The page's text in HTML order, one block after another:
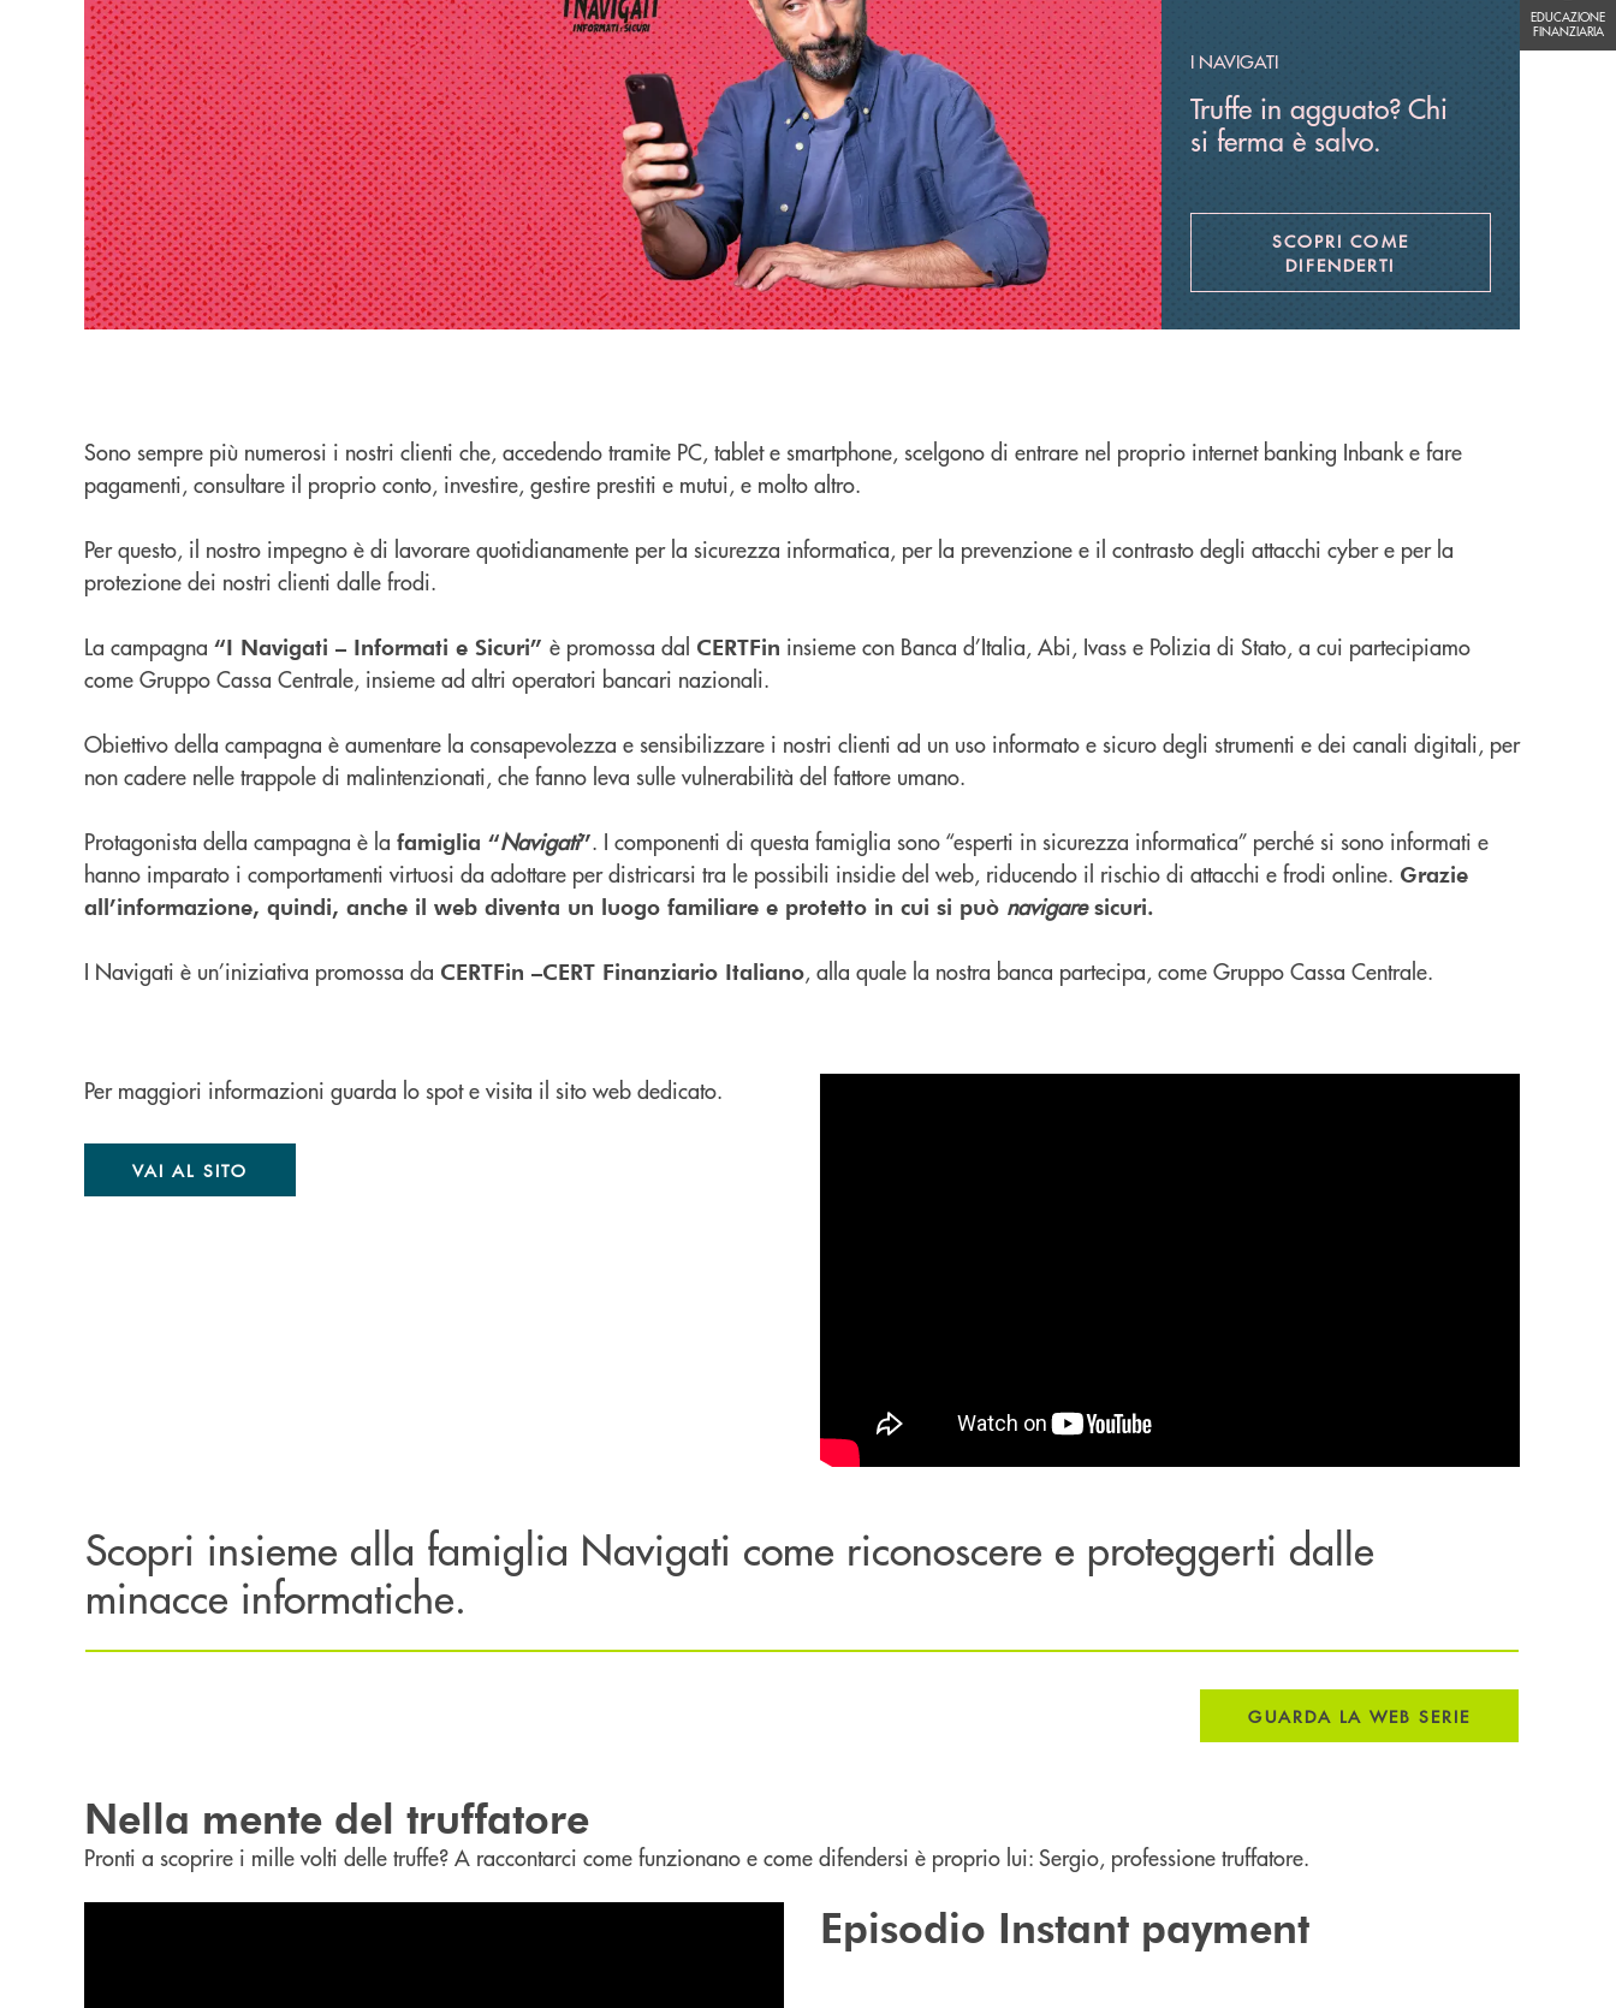
EDUCAZIONE
FINANZIARIA
I NAVIGATI
Truffe in agguato? Chi
si ferma è salvo.
SCOPRI COME
DIFENDERTIAPRE UNA NUOVA
Sono sempre più numerosi i nostri clienti che, accedendo tramite PC, tablet e smartphone, scelgono di entrare nel proprio internet banking Inbank e fare
pagamenti, consultare il proprio conto, investire, gestire prestiti e mutui, e molto altro.
Per questo, il nostro impegno è di lavorare quotidianamente per la sicurezza informatica, per la prevenzione e il contrasto degli attacchi cyber e per la
protezione dei nostri clienti dalle frodi.
La campagna “I Navigati – Informati e Sicuri” è promossa dal CERTFin insieme con Banca d’Italia, Abi, Ivass e Polizia di Stato, a cui partecipiamo
come Gruppo Cassa Centrale, insieme ad altri operatori bancari nazionali.
Obiettivo della campagna è aumentare la consapevolezza e sensibilizzare i nostri clienti ad un uso informato e sicuro degli strumenti e dei canali digitali, per
non cadere nelle trappole di malintenzionati, che fanno leva sulle vulnerabilità del fattore umano.
Protagonista della campagna è la famiglia “Navigati”. I componenti di questa famiglia sono “esperti in sicurezza informatica” perché si sono informati e
hanno imparato i comportamenti virtuosi da adottare per districarsi tra le possibili insidie del web, riducendo il rischio di attacchi e frodi online. Grazie
all’informazione, quindi, anche il web diventa un luogo familiare e protetto in cui si può navigaresicuri.
I Navigati è un’iniziativa promossa da CERTFin –CERT Finanziario Italiano, alla quale la nostra banca partecipa, come Gruppo Cassa Centrale.
Per maggiori informazioni guarda lo spot e visita il sito web dedicato.
VAI AL SITO
Scopri insieme alla famiglia Navigati come riconoscere e proteggerti dalle
minacce informatiche.
GUARDA LA WEB SERIE
Nella mente del truffatore
Pronti a scoprire i mille volti delle truffe? A raccontarci come funzionano e come difendersi è proprio lui: Sergio, professione truffatore.
Episodio Instant payment